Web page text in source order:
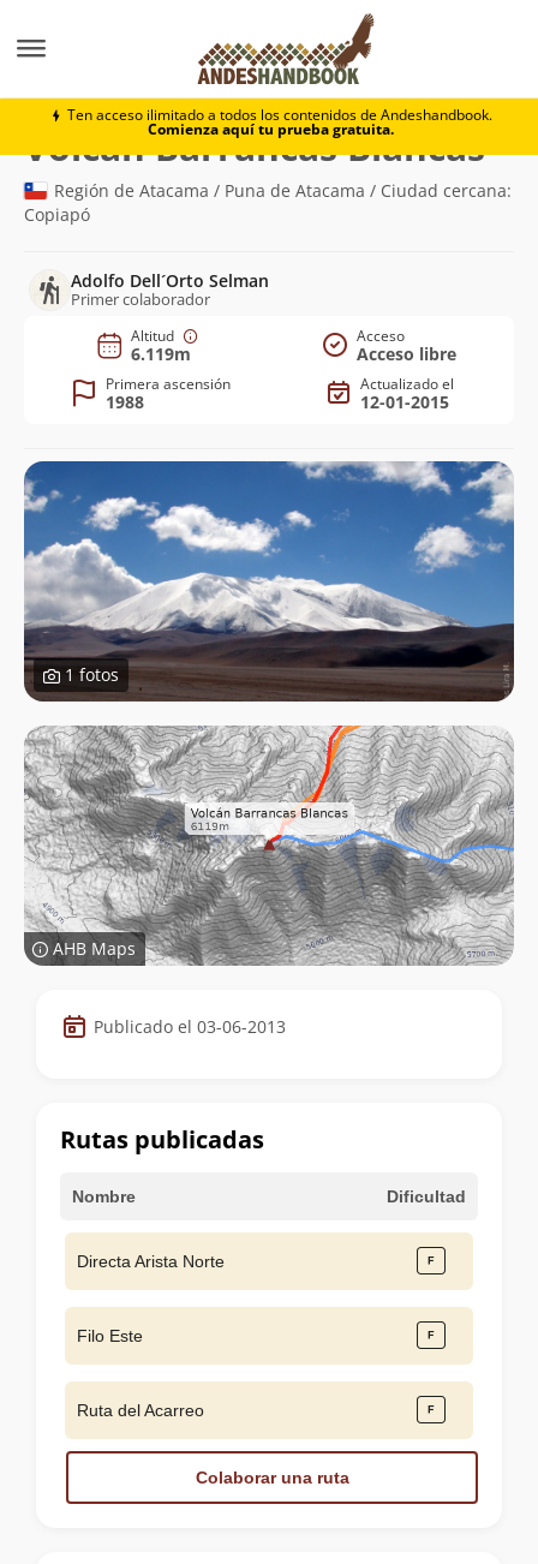
Ten acceso ilimitado a todos los contenidos de Andeshandbook.
Comienza aquí tu prueba gratuita.
Volcán Barrancas Blancas
Volcán Barrancas Blancas
Región de Atacama / Puna de Atacama / Ciudad cercana:
Copiapó
Adolfo Dell´Orto Selman
Primer colaborador
Altitud
6.119m
Acceso
Acceso libre
Primera ascensión
1988
Actualizado el
12-01-2015
1 fotos
AHB Maps
Datos
de
cumbre
Publicado el 03-06-2013
Rutas publicadas
Nombre Dificultad
Directa Arista Norte
Filo Este
Ruta del Acarreo
Colaborar una ruta